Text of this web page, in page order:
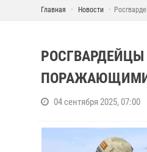
Главная Новости
ПОРАЖАЮЩИМИ
04 сентября 2025, 07:00